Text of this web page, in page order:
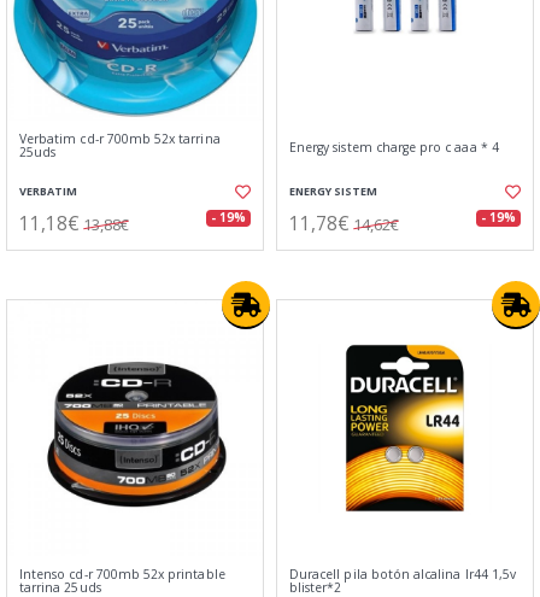
Verbatim cd-r 700mb 52x tarrina
25uds
VERBATIM
11,18€ 13,88€ - 19%
Energy sistem charge pro c aaa * 4
ENERGY SISTEM
11,78€ 14,62€ - 19%
Intenso cd-r 700mb 52x printable
tarrina 25uds
Duracell pila botón alcalina lr44 1,5v
blister*2